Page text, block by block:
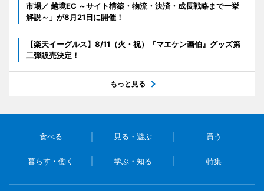
市場／ 越境EC ～サイト構築・物流・決済・成長戦略まで一挙
解説～」が8月21日に開催！
【楽天イーグルス】8/11（火・祝）『マエケン画伯』グッズ第
二弾販売決定！
もっと見る
食べる 見る・遊ぶ 買う
暮らす・働く 学ぶ・知る 特集